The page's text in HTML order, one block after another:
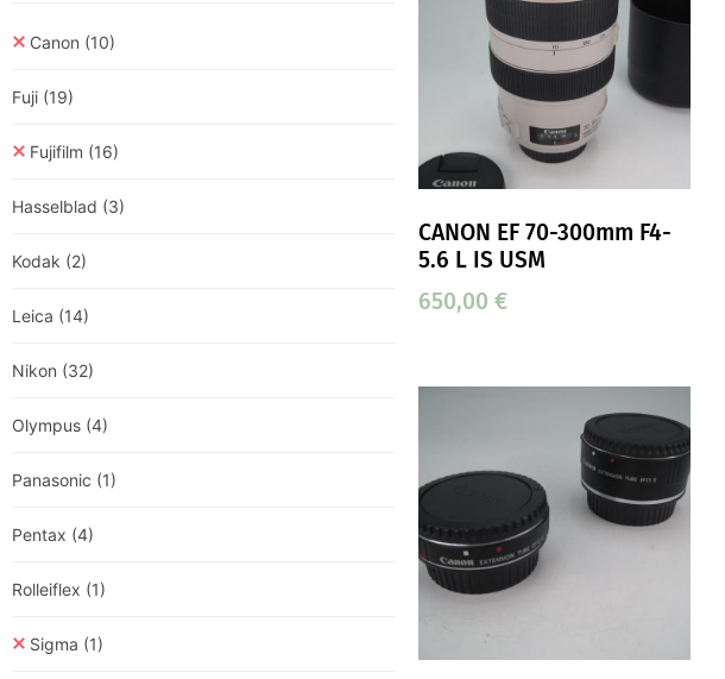
Canon (10)
Fuji (19)
Fujifilm (16)
Hasselblad (3)
Kodak (2)
Leica (14)
Nikon (32)
Olympus (4)
Panasonic (1)
Pentax (4)
Rolleiflex (1)
Sigma (1)
CANON EF 70-300mm F4-
5.6 L IS USM
650,00 €